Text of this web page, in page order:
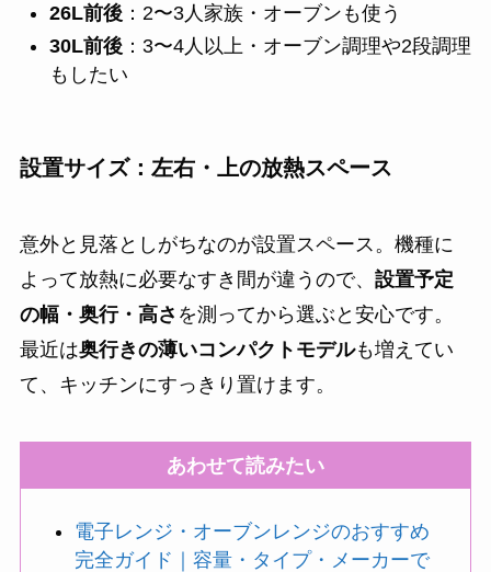
26L前後：2〜3人家族・オーブンも使う
30L前後：3〜4人以上・オーブン調理や2段調理
もしたい
設置サイズ：左右・上の放熱スペース
意外と見落としがちなのが設置スペース。機種に
よって放熱に必要なすき間が違うので、 設置予定
の幅・奥行・高さ を測ってから選ぶと安心です。
最近は奥行きの薄いコンパクトモデルも増えてい
て、キッチンにすっきり置けます。
あわせて読みたい
電子レンジ・オーブンレンジのおすすめ
完全ガイド｜容量・タイプ・メーカーで